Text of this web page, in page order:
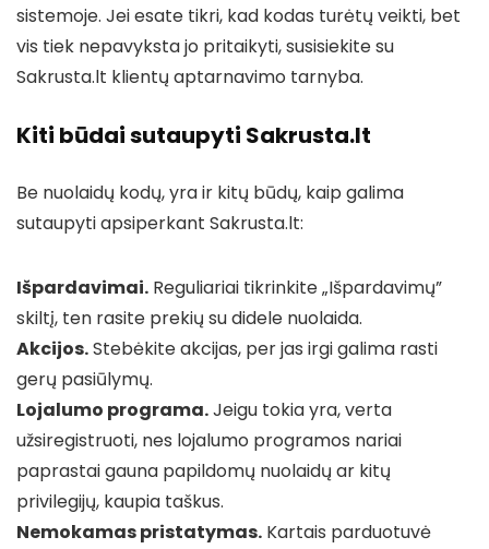
sistemoje. Jei esate tikri, kad kodas turėtų veikti, bet
vis tiek nepavyksta jo pritaikyti, susisiekite su
Sakrusta.lt klientų aptarnavimo tarnyba.
Kiti būdai sutaupyti Sakrusta.lt
Be nuolaidų kodų, yra ir kitų būdų, kaip galima
sutaupyti apsiperkant Sakrusta.lt:
Išpardavimai. Reguliariai tikrinkite „Išpardavimų”
skiltį, ten rasite prekių su didele nuolaida.
Akcijos.Stebėkite akcijas, per jas irgi galima rasti
gerų pasiūlymų.
Lojalumo programa.Jeigu tokia yra, verta
užsiregistruoti, nes lojalumo programos nariai
paprastai gauna papildomų nuolaidų ar kitų
privilegijų, kaupia taškus.
Nemokamas pristatymas. Kartais parduotuvė